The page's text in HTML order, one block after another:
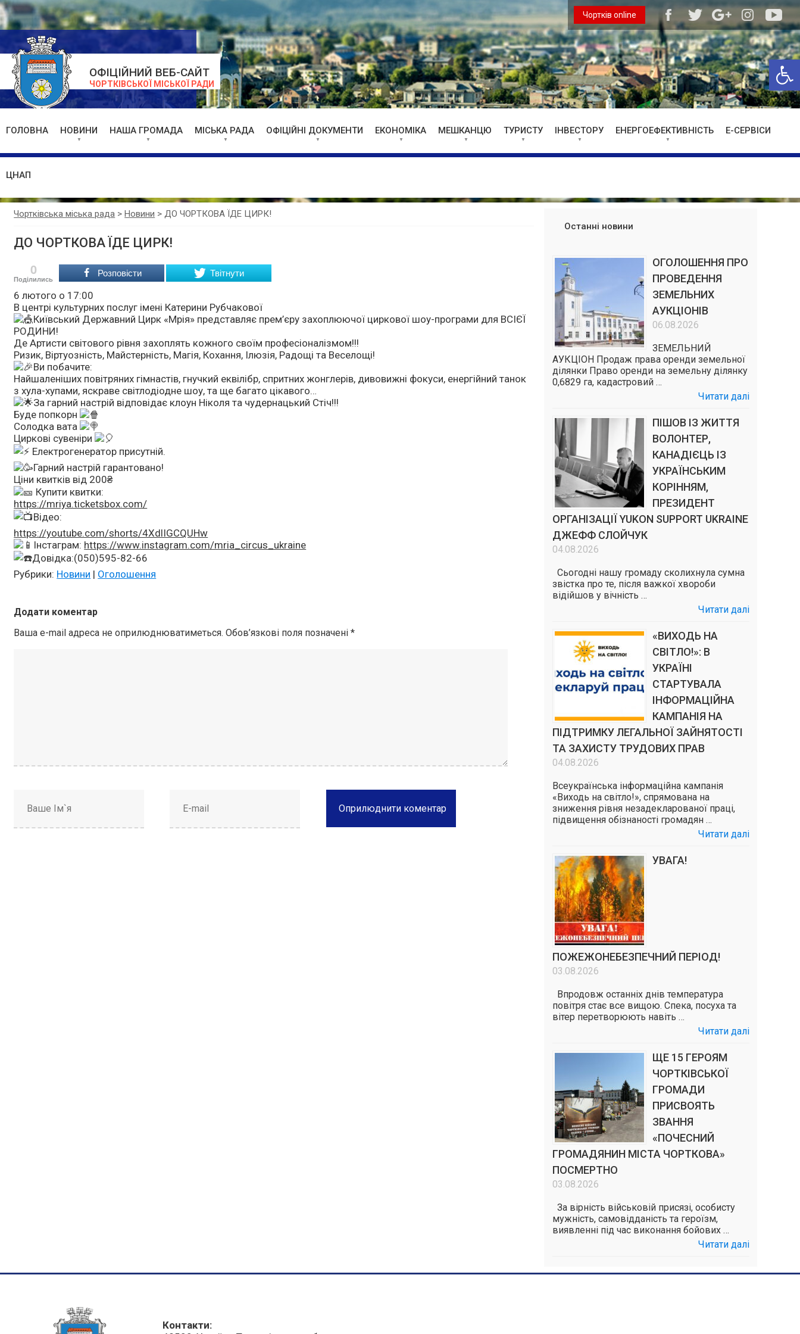
ОФІЦІЙНИЙ ВЕБ-САЙТ
ЧОРТКІВСЬКОЇ МІСЬКОЇ РАДИ
Чортків online
ГОЛОВНА НОВИНИ НАША ГРОМАДА МІСЬКА РАДА ОФІЦІЙНІ ДОКУМЕНТИ ЕКОНОМІКА МЕШКАНЦЮ ТУРИСТУ ІНВЕСТОРУ ЕНЕРГОЕФЕКТИВНІСТЬ Е-СЕРВІСИ
ЦНАП
Чортківська міська рада >Новини >ДО ЧОРТКОВА ЇДЕ ЦИРК!
ДО ЧОРТКОВА ЇДЕ ЦИРК!
0
Поділились
Розповісти Твітнути
6 лютого о 17:00
В центрі культурних послуг імені Катерини Рубчакової
Київський Державний Цирк «Мрія» представляє прем’єру захоплюючої циркової шоу-програми для ВСІЄЇ
РОДИНИ!
Де Артисти світового рівня захоплять кожного своїм професіоналізмом!!!
Ризик, Віртуозність, Майстерність, Магія, Кохання, Ілюзія, Радощі та Веселощі!
Ви побачите:
Найшаленіших повітряних гімнастів, гнучкий еквілібр, спритних жонглерів, дивовижні фокуси, енергійний танок
з хула-хупами, яскраве світлодіодне шоу, та ще багато цікавого…
За гарний настрій відповідає клоун Ніколя та чудернацький Стіч!!!
Буде попкорн
Солодка вата
Циркові сувеніри
Електрогенератор присутній.
Гарний настрій гарантовано!
Ціни квитків від 200₴
Купити квитки:
https://mriya.ticketsbox.com/
Відео:
https://youtube.com/shorts/4XdlIGCQUHw
Інстаграм: https://www.instagram.com/mria_circus_ukraine
Довідка:(050)595-82-66
Рубрики: Новини | Оголошення
Додати коментар
Ваша e-mail адреса не оприлюднюватиметься. Обов’язкові поля позначені*
Останні новини
ОГОЛОШЕННЯ ПРО
ПРОВЕДЕННЯ
ЗЕМЕЛЬНИХ
АУКЦІОНІВ
06.08.2026
ЗЕМЕЛЬНИЙ
АУКЦІОН Продаж права оренди земельної
ділянки Право оренди на земельну ділянку
0,6829 га, кадастровий …
Читати далі
ПІШОВ ІЗ ЖИТТЯ
ВОЛОНТЕР,
КАНАДІЄЦЬ ІЗ
УКРАЇНСЬКИМ
КОРІННЯМ,
ПРЕЗИДЕНТ
ОРГАНІЗАЦІЇ YUKON SUPPORT UKRAINE
ДЖЕФФ СЛОЙЧУК
04.08.2026
Сьогодні нашу громаду сколихнула сумна
звістка про те, після важкої хвороби
відійшов у вічність …
Читати далі
«ВИХОДЬ НА
СВІТЛО!»: В
УКРАЇНІ
СТАРТУВАЛА
ІНФОРМАЦІЙНА
КАМПАНІЯ НА
ПІДТРИМКУ ЛЕГАЛЬНОЇ ЗАЙНЯТОСТІ
ТА ЗАХИСТУ ТРУДОВИХ ПРАВ
04.08.2026
Всеукраїнська інформаційна кампанія
«Виходь на світло!», спрямована на
зниження рівня незадекларованої праці,
підвищення обізнаності громадян …
Читати далі
УВАГА!
ПОЖЕЖОНЕБЕЗПЕЧНИЙ ПЕРІОД!
03.08.2026
Впродовж останніх днів температура
повітря стає все вищою. Спека, посуха та
вітер перетворюють навіть …
Читати далі
ЩЕ 15 ГЕРОЯМ
ЧОРТКІВСЬКОЇ
ГРОМАДИ
ПРИСВОЯТЬ
ЗВАННЯ
«ПОЧЕСНИЙ
ГРОМАДЯНИН МІСТА ЧОРТКОВА»
ПОСМЕРТНО
03.08.2026
За вірність військовій присязі, особисту
мужність, самовідданість та героїзм,
виявленні під час виконання бойових …
Читати далі
Контакти: